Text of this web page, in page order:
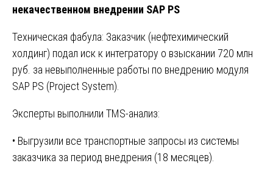
некачественном внедрении SAP PS
Техническая фабула: Заказчик (нефтехимический
холдинг) подал иск к интегратору о взыскании 720 млн
руб. за невыполненные работы по внедрению модуля
SAP PS (Project System).
Эксперты выполнили TMS-анализ:
• Выгрузили все транспортные запросы из системы
заказчика за период внедрения (18 месяцев).